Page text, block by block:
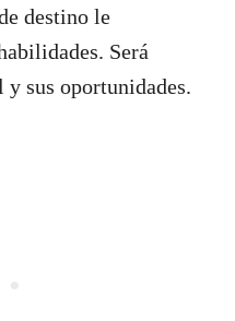
destino le
Será
y sus oportunidades.